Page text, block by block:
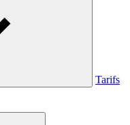
Tarifs